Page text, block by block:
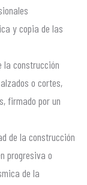
y copia de las
construcción
o cortes,
firmado por un
de la construcción
progresiva o
de la